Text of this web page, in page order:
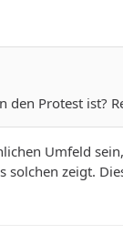
Protest ist?
Umfeld
zeigt.